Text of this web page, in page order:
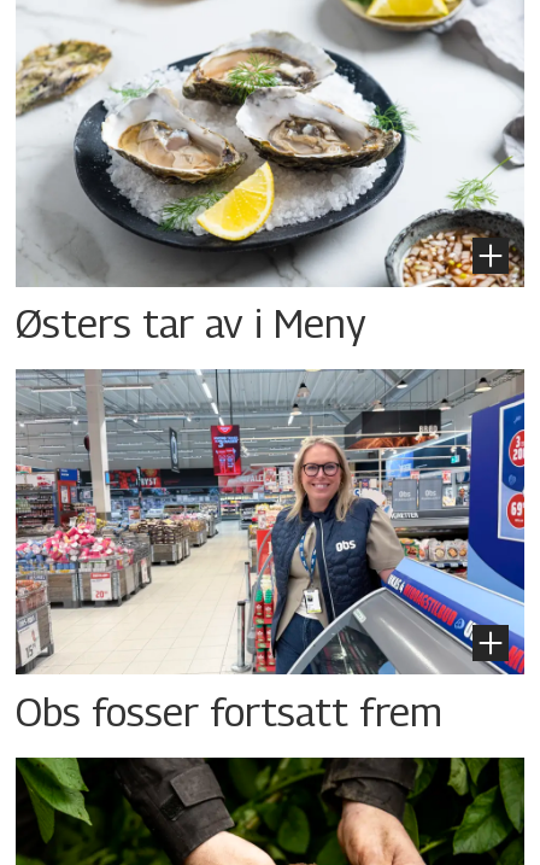
Østers tar av i Meny
Obs fosser fortsatt frem